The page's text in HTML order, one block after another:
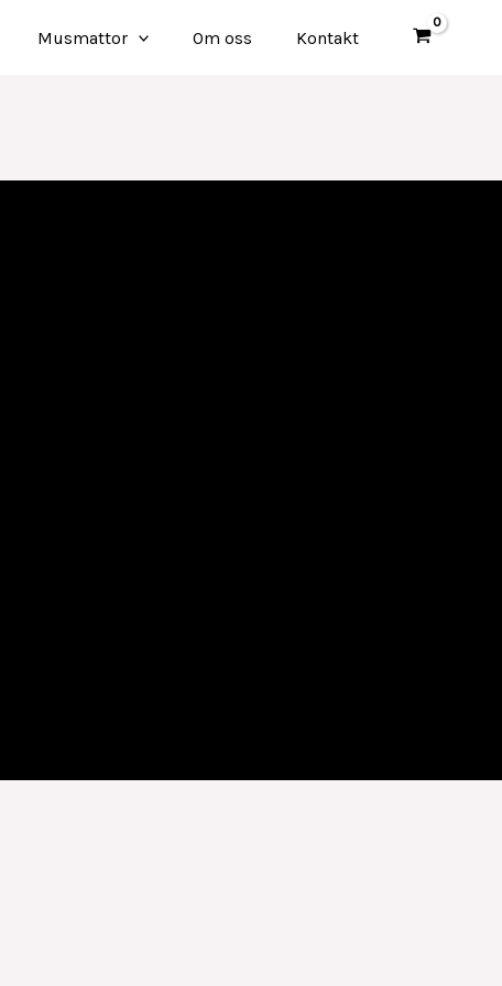
Musmattor Om oss Kontakt